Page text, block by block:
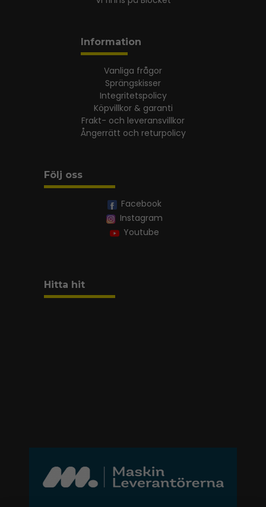
Information
Vanliga frågor
Sprängskisser
Integritetspolicy
Köpvillkor & garanti
Frakt- och leveransvillkor
Ångerrätt och returpolicy
Följ oss
Facebook
Instagram
Youtube
Hitta hit